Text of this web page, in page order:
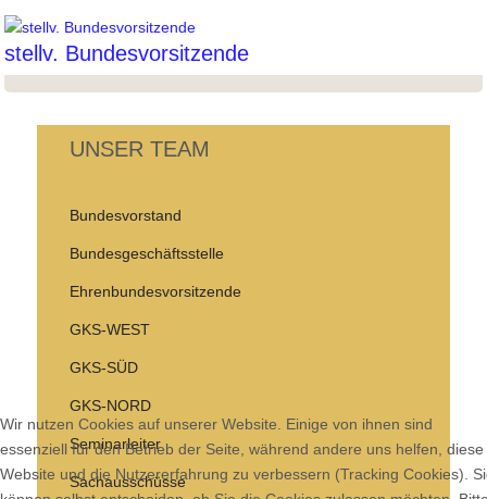
stellv. Bundesvorsitzende
UNSER TEAM
Bundesvorstand
Bundesgeschäftsstelle
Ehrenbundesvorsitzende
GKS-WEST
GKS-SÜD
GKS-NORD
Seminarleiter
Sachausschüsse
Wir nutzen Cookies auf unserer Website. Einige von ihnen sind
essenziell für den Betrieb der Seite, während andere uns helfen, diese
Website und die Nutzererfahrung zu verbessern (Tracking Cookies).